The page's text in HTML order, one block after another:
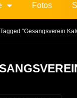
Fotos
"Gesangsverein